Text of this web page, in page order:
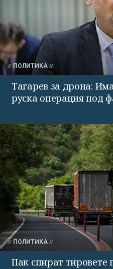
ПОЛИТИКА
Тагарев за дрона:
руска операция под
ПОЛИТИКА
Пак спират тировете